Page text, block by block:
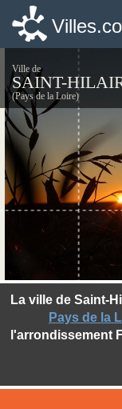
Villes.co
Ville de
SAINT-
(Pays de la Loire)
La ville de Saint-
Pays de la
l'arrondissement
Villes.co